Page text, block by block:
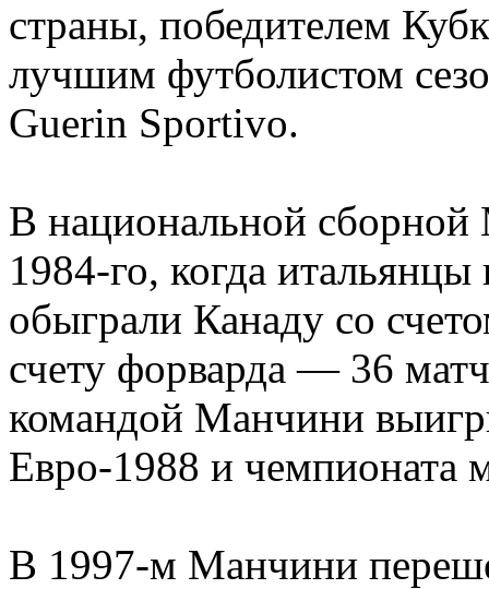
страны, победителем
лучшим футболистом
Guerin Sportivo.
В национальной
1984-го, когда
обыграли Канаду со
счету форварда — 36
командой Манчини
Евро-1988 и чемпионата
В 1997-м Манчини